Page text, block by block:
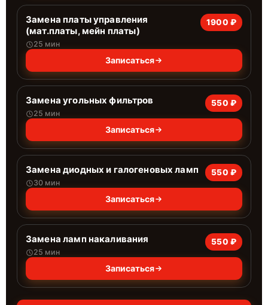
Замена платы управления
(мат.платы, мейн платы)
25 мин
1900 ₽
Записаться
Замена угольных фильтров
25 мин
550 ₽
Записаться
Замена диодных и галогеновых ламп
30 мин
550 ₽
Записаться
Замена ламп накаливания
25 мин
550 ₽
Записаться